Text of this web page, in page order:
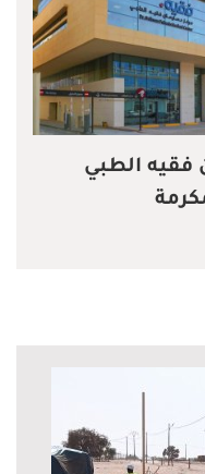
فقيه الطبي